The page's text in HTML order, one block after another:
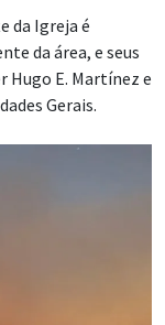
da Igreja é
da área, e seus
Hugo E. Martínez e
Gerais.